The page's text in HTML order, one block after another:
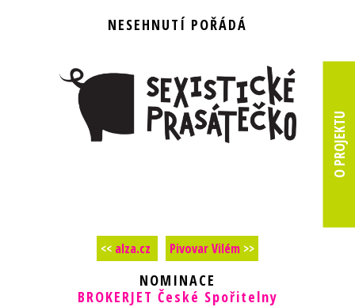
NESEHNUTÍ POŘÁDÁ
<< alza.cz Pivovar Vilém >>
O PROJEKTU
NOMINACE
BROKERJET České Spořitelny